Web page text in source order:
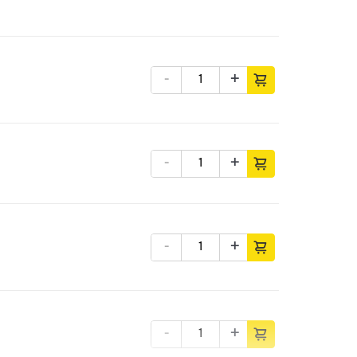
+
-
+
- +
- +
- +
- +